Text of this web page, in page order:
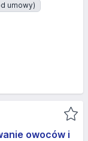
umowy)
owoców i